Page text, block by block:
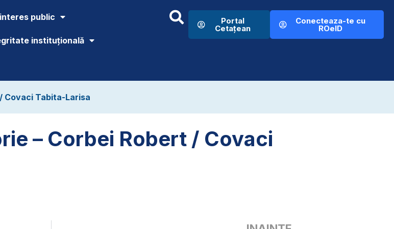
public
instituțională
Portal
Cetațean
Conecteaza-te cu
ROeID
Covaci Tabita-Larisa
– Corbei Robert / Covaci